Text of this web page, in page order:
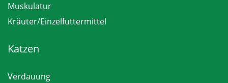
Muskulatur
Kräuter/Einzelfuttermittel
Katzen
Verdauung